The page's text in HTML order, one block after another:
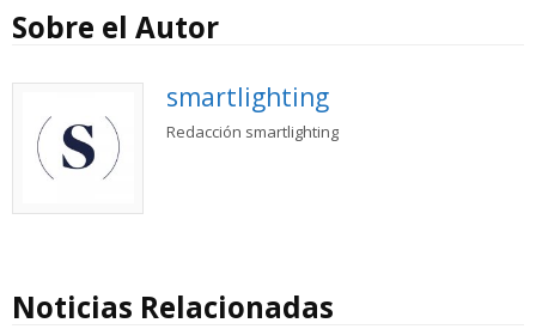
Sobre el Autor
smartlighting
Redacción smartlighting
Noticias Relacionadas